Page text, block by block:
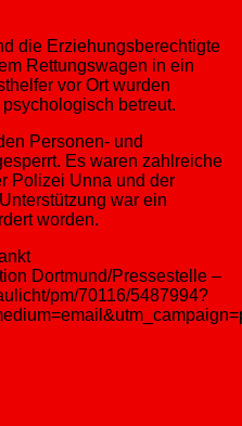
die Erziehungsberechtigte
Rettungswagen in ein
vor Ort wurden
betreut.
Personen- und
Es waren zahlreiche
Polizei Unna und der
war ein
worden.
Dortmund/Pressestelle –
pm/70116/5487994?